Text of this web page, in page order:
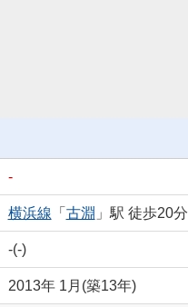
-
横浜線 「 古淵 」駅 徒歩20分
-(-)
2013年 1月(築13年)